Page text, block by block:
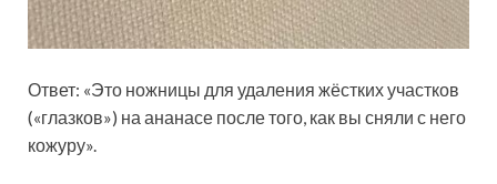
Ответ: «Это ножницы для удаления жёстких участков
(«глазков») на ананасе после того, как вы сняли с него
кожуру».